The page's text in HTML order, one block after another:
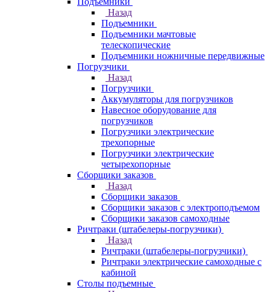
Назад
Подъемники
Подъемники мачтовые
телескопические
Подъемники ножничные передвижные
Погрузчики
Назад
Погрузчики
Аккумуляторы для погрузчиков
Навесное оборудование для
погрузчиков
Погрузчики электрические
трехопорные
Погрузчики электрические
четырехопорные
Сборщики заказов
Назад
Сборщики заказов
Сборщики заказов с электроподъемом
Сборщики заказов самоходные
Ричтраки (штабелеры-погрузчики)
Назад
Ричтраки (штабелеры-погрузчики)
Ричтраки электрические самоходные с
кабиной
Столы подъемные